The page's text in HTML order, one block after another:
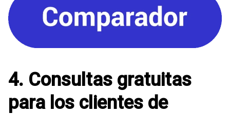
4. Consultas gratuitas
para los clientes de